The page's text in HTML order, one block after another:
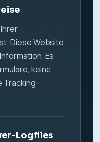
Diese Website
Es
keine
Tracking-
Logfiles